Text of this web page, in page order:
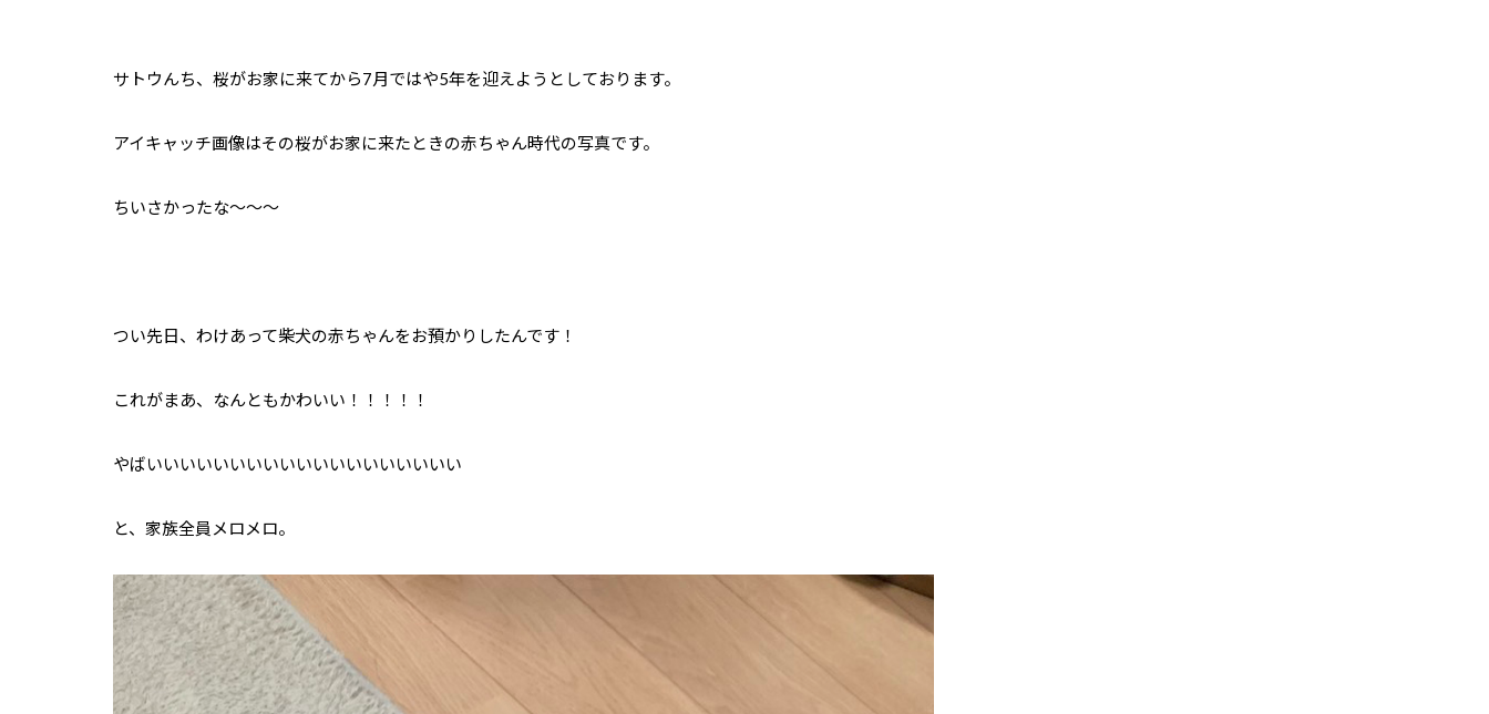
サトウんち、桜がお家に来てから7月ではや5年を迎えようとしております。
アイキャッチ画像はその桜がお家に来たときの赤ちゃん時代の写真です。
ちいさかったな〜〜〜
つい先日、わけあって柴犬の赤ちゃんをお預かりしたんです！
これがまあ、なんともかわいい！！！！！
やばいいいいいいいいいいいいいいいいいいい
と、家族全員メロメロ。